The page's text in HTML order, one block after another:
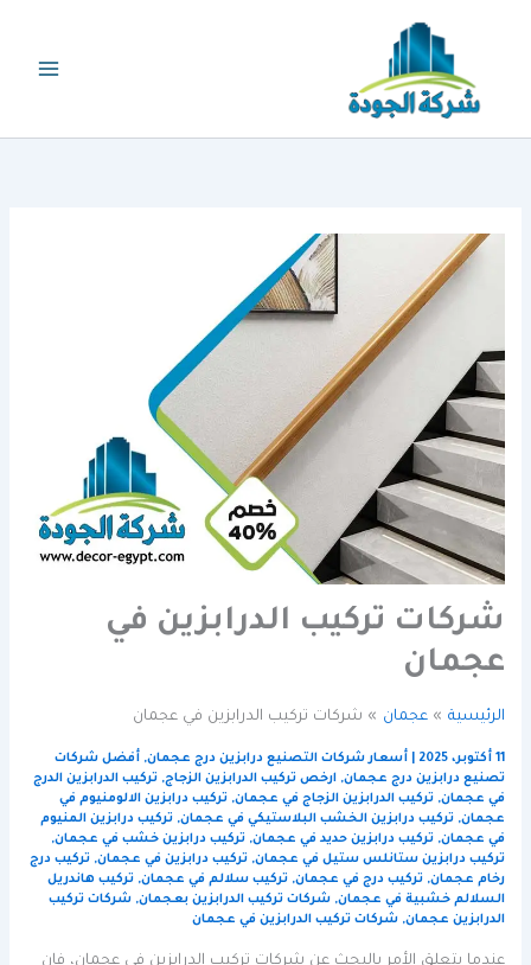
شركات تركيب الدرابزين في
عجمان
الرئيسية عجمان شركات تركيب الدرابزين في عجمان
11 أكتوبر، 2025 |أسعار شركات التصنيع درابزين درج عجمان,أفضل شركات
تصنيع درابزين درج عجمان,ارخص تركيب الدرابزين الزجاج,تركيب الدرابزين الدرج
في عجمان,تركيب الدرابزين الزجاج في عجمان,تركيب درابزين الالومنيوم في
عجمان,تركيب درابزين الخشب البلاستيكي في عجمان,تركيب درابزين المنيوم
في عجمان,تركيب درابزين حديد في عجمان,تركيب درابزين خشب في عجمان,
تركيب درابزين ستانلس ستيل في عجمان,تركيب درابزين في عجمان,تركيب درج
رخام عجمان,تركيب درج في عجمان,تركيب سلالم في عجمان,تركيب هاندريل
السلالم خشبية في عجمان,شركات تركيب الدرابزين بعجمان,شركات تركيب
الدرابزين عجمان,شركات تركيب الدرابزين في عجمان